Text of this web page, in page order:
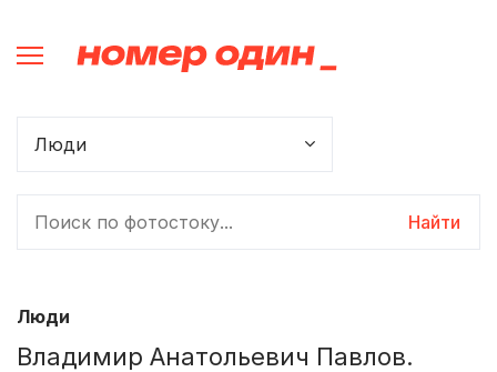
Найти
Люди
Владимир Анатольевич Павлов.